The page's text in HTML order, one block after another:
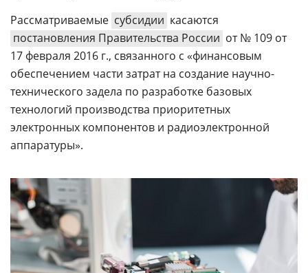
Рассматриваемые субсидии касаются
постановления Правительства России от № 109 от
17 февраля 2016 г., связанного с «финансовым
обеспечением части затрат на создание научно-
технического задела по разработке базовых
технологий производства приоритетных
электронных компонентов и радиоэлектронной
аппаратуры».